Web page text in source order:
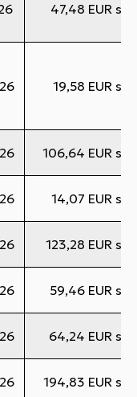
47,48 EUR s
19,58 EUR s
106,64 EUR s
14,07 EUR s
123,28 EUR s
59,46 EUR s
64,24 EUR s
194,83 EUR s